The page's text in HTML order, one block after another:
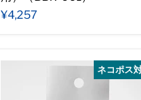
¥4,257
ネコポス